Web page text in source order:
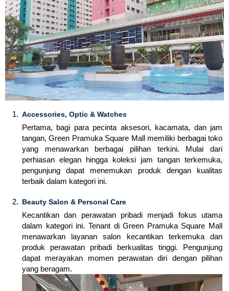
Accessories, Optic & Watches
Pertama, bagi para pecinta aksesori, kacamata, dan jam
tangan, Green Pramuka Square Mall memiliki berbagai toko
yang menawarkan berbagai pilihan terkini. Mulai dari
perhiasan elegan hingga koleksi jam tangan terkemuka,
pengunjung dapat menemukan produk dengan kualitas
terbaik dalam kategori ini.
Beauty Salon & Personal Care
Kecantikan dan perawatan pribadi menjadi fokus utama
dalam kategori ini. Tenant di Green Pramuka Square Mall
menawarkan layanan salon kecantikan terkemuka dan
produk perawatan pribadi berkualitas tinggi. Pengunjung
dapat merayakan momen perawatan diri dengan pilihan
yang beragam.